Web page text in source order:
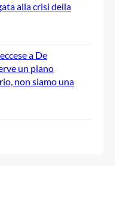
alla crisi della
a De
un piano
non siamo una